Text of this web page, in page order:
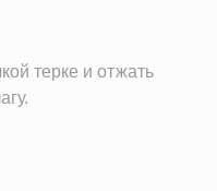
мг
терке и отжать